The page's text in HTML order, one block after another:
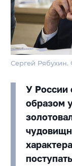
Сергей
У России
образом